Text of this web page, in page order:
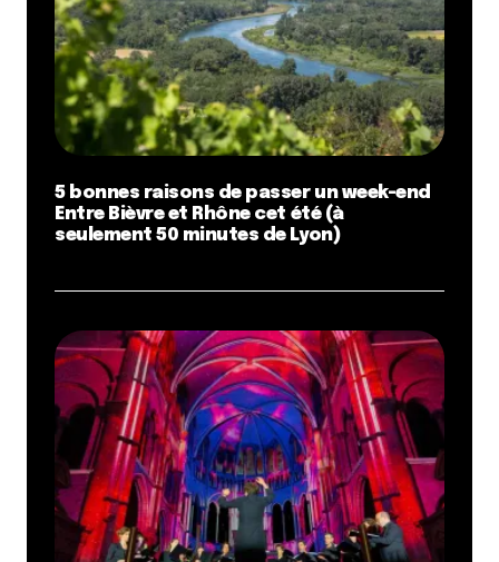
5 bonnes raisons de passer un week-end
Entre Bièvre et Rhône cet été (à
seulement 50 minutes de Lyon)